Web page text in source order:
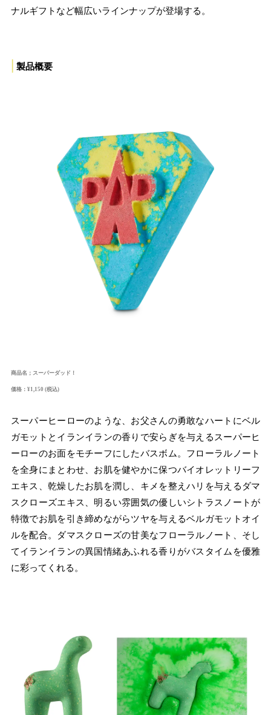
ナルギフトなど幅広いラインナップが登場する。
| 製品概要
商品名；スーパーダッド！
価格：¥1,150 (税込)
スーパーヒーローのような、お父さんの勇敢なハートにベル
ガモットとイランイランの香りで安らぎを与えるスーパーヒ
ーローのお面をモチーフにしたバスボム。フローラルノート
を全身にまとわせ、お肌を健やかに保つバイオレットリーフ
エキス、乾燥したお肌を潤し、キメを整えハリを与えるダマ
スクローズエキス、明るい雰囲気の優しいシトラスノートが
特徴でお肌を引き締めながらツヤを与えるベルガモットオイ
ルを配合。ダマスクローズの甘美なフローラルノート、そし
てイランイランの異国情緒あふれる香りがバスタイムを優雅
に彩ってくれる。